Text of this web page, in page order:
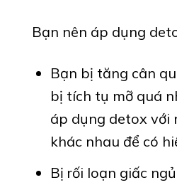
Bạn nên áp dụng
Bạn bị tăng cân
bị tích tụ mỡ quá
áp dụng detox với
khác nhau để có
Bị rối loạn giấc